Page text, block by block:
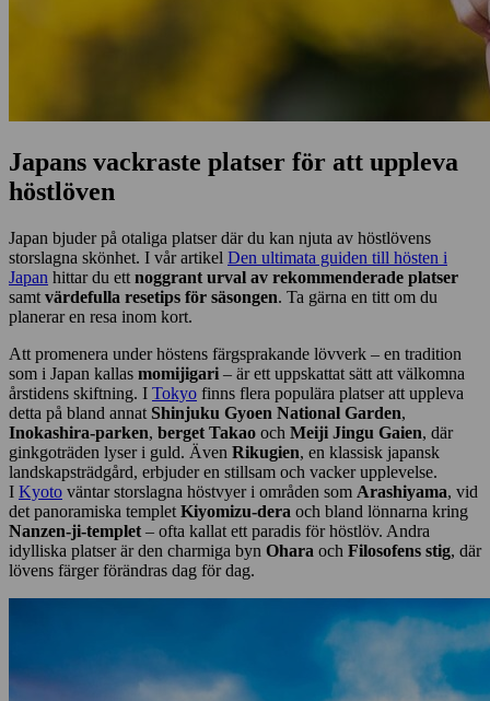
Japans vackraste platser för att uppleva
höstlöven
Japan bjuder på otaliga platser där du kan njuta av höstlövens
storslagna skönhet. I vår artikel Den ultimata guiden till hösten i
Japan hittar du ett noggrant urval av rekommenderade platser
samt värdefulla resetips för säsongen. Ta gärna en titt om du
planerar en resa inom kort.
Att promenera under höstens färgsprakande lövverk – en tradition
som i Japan kallas momijigari – är ett uppskattat sätt att välkomna
årstidens skiftning. I Tokyo finns flera populära platser att uppleva
detta på bland annat Shinjuku Gyoen National Garden,
Inokashira-parken, berget Takao och Meiji Jingu Gaien, där
ginkgoträden lyser i guld. Även Rikugien, en klassisk japansk
landskapsträdgård, erbjuder en stillsam och vacker upplevelse.
I Kyoto väntar storslagna höstvyer i områden som Arashiyama, vid
det panoramiska templet Kiyomizu-dera och bland lönnarna kring
Nanzen-ji-templet – ofta kallat ett paradis för höstlöv. Andra
idylliska platser är den charmiga byn Ohara och Filosofens stig, där
lövens färger förändras dag för dag.